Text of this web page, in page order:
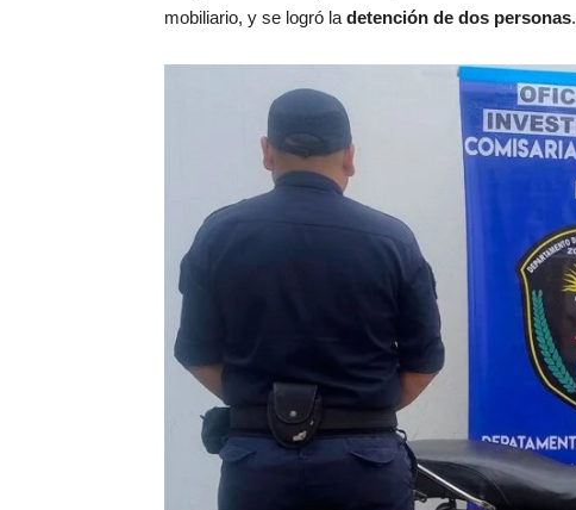
mobiliario, y se logró la detención de dos personas.